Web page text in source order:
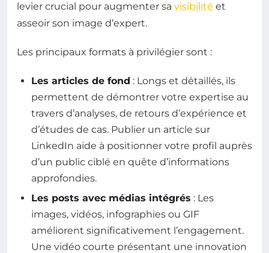
levier crucial pour augmenter sa visibilité et
asseoir son image d’expert.
Les principaux formats à privilégier sont :
Les articles de fond : Longs et détaillés, ils
permettent de démontrer votre expertise au
travers d’analyses, de retours d’expérience et
d’études de cas. Publier un article sur
LinkedIn aide à positionner votre profil auprès
d’un public ciblé en quête d’informations
approfondies.
Les posts avec médias intégrés : Les
images, vidéos, infographies ou GIF
améliorent significativement l’engagement.
Une vidéo courte présentant une innovation